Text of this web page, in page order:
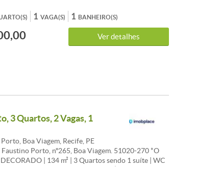
VAGA(S)
1 BANHEIRO(S)
1
Ver detalhes
3 Quartos, 2 Vagas, 1
Boa Viagem, Recife, PE
Faustino Porto, nº265, Boa Viagem. 51020-270 *O
| 134 m² | 3 Quartos sendo 1 suíte | WC